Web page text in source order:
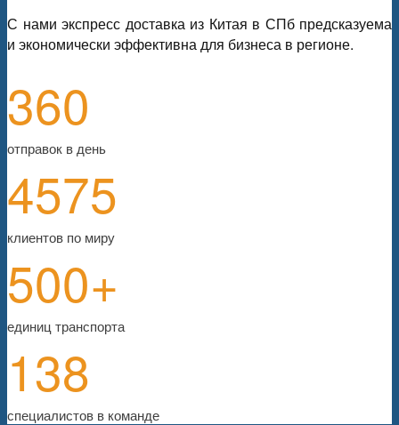
С нами экспресс доставка из Китая в СПб предсказуема
и экономически эффективна для бизнеса в регионе.
360
отправок в день
4575
клиентов по миру
500+
единиц транспорта
138
специалистов в команде